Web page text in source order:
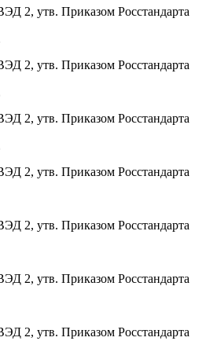
2, утв. Приказом Росстандарта
2, утв. Приказом Росстандарта
2, утв. Приказом Росстандарта
2, утв. Приказом Росстандарта
2, утв. Приказом Росстандарта
2, утв. Приказом Росстандарта
2, утв. Приказом Росстандарта